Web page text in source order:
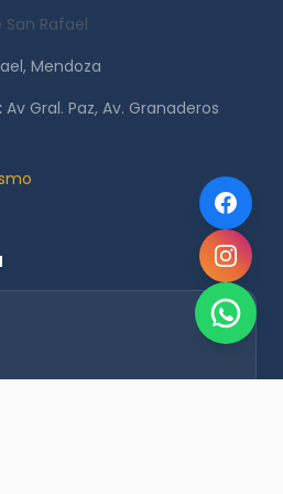
Rafael
Mendoza
Av Gral. Paz, Av. Granaderos